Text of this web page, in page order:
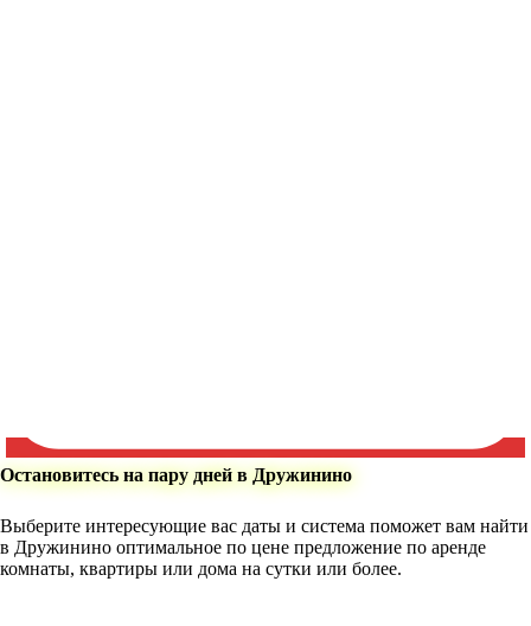
Остановитесь на пару дней в Дружинино
Выберите интересующие вас даты и система поможет вам найти
в Дружинино оптимальное по цене предложение по аренде
комнаты, квартиры или дома на сутки или более.